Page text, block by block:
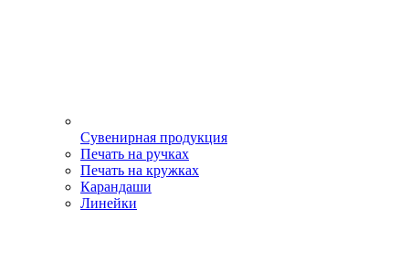
Сувенирная продукция
Печать на ручках
Печать на кружках
Карандаши
Линейки